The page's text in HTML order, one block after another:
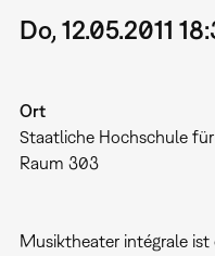
Do, 12.05.2011
Ort
Staatliche Hochschule
Raum 303
Musiktheater intégrale ist